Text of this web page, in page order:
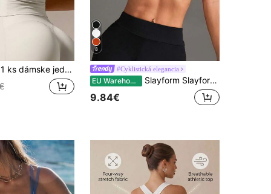
na tenkých ramienkach s odhalenými chrbátom a všívanými vložkami na prsia
8
#Cyklistická elegancia
EU Warehouse Slayform Slayform Jednofarebná sieťovaná športová podprsenka Criss-Cross Wrap
9.84€